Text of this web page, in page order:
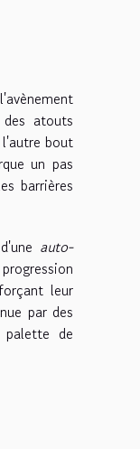
atouts
bout
un pas
barrières
auto-
leur
par des
de